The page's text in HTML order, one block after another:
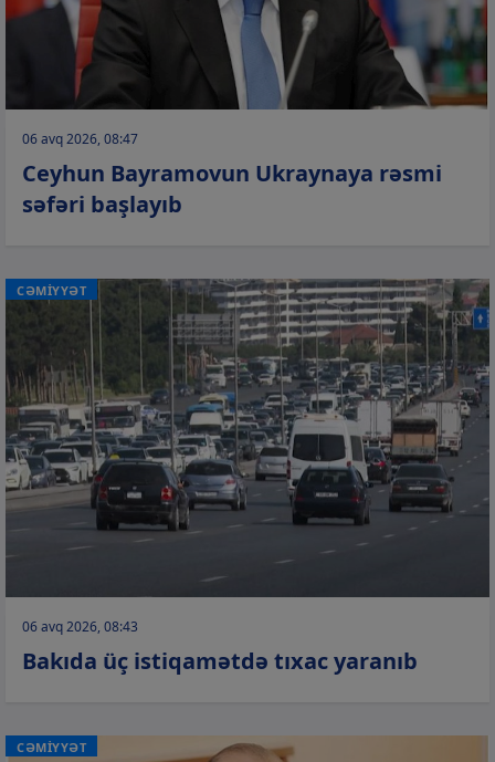
06 avq 2026, 08:47
Ceyhun Bayramovun Ukraynaya rəsmi
səfəri başlayıb
CƏMİYYƏT
06 avq 2026, 08:43
Bakıda üç istiqamətdə tıxac yaranıb
CƏMİYYƏT